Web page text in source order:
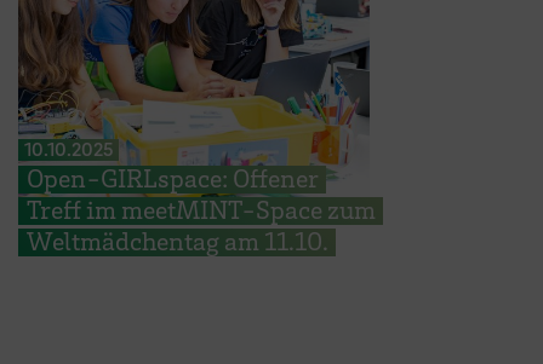
10.10.2025
Open-GIRLspace: Offener
Treff im meetMINT-Space zum
Weltmädchentag am 11.10.